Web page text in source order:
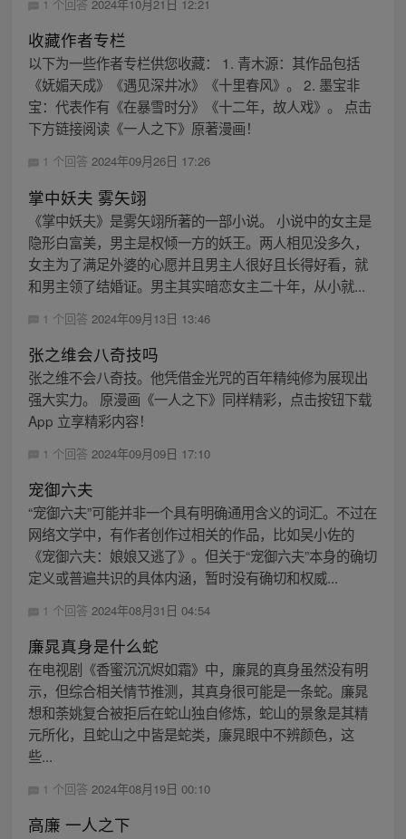
1 个回答 2024年10月21日 12:21
收藏作者专栏
以下为一些作者专栏供您收藏： 1. 青木源：其作品包括
《妩媚天成》《遇见深井冰》《十里春风》。 2. 墨宝非
宝：代表作有《在暴雪时分》《十二年，故人戏》。 点击
下方链接阅读《一人之下》原著漫画！
1 个回答 2024年09月26日 17:26
掌中妖夫 雾矢翊
《掌中妖夫》是雾矢翊所著的一部小说。 小说中的女主是
隐形白富美，男主是权倾一方的妖王。两人相见没多久，
女主为了满足外婆的心愿并且男主人很好且长得好看，就
和男主领了结婚证。男主其实暗恋女主二十年，从小就...
1 个回答 2024年09月13日 13:46
张之维会八奇技吗
张之维不会八奇技。他凭借金光咒的百年精纯修为展现出
强大实力。 原漫画《一人之下》同样精彩，点击按钮下载
App 立享精彩内容！
1 个回答 2024年09月09日 17:10
宠御六夫
“宠御六夫”可能并非一个具有明确通用含义的词汇。不过在
网络文学中，有作者创作过相关的作品，比如吴小佐的
《宠御六夫：娘娘又逃了》。但关于“宠御六夫”本身的确切
定义或普遍共识的具体内涵，暂时没有确切和权威...
1 个回答 2024年08月31日 04:54
廉晁真身是什么蛇
在电视剧《香蜜沉沉烬如霜》中，廉晁的真身虽然没有明
示，但综合相关情节推测，其真身很可能是一条蛇。廉晁
想和荼姚复合被拒后在蛇山独自修炼，蛇山的景象是其精
元所化，且蛇山之中皆是蛇类，廉晁眼中不辨颜色，这
些...
1 个回答 2024年08月19日 00:10
高廉 一人之下